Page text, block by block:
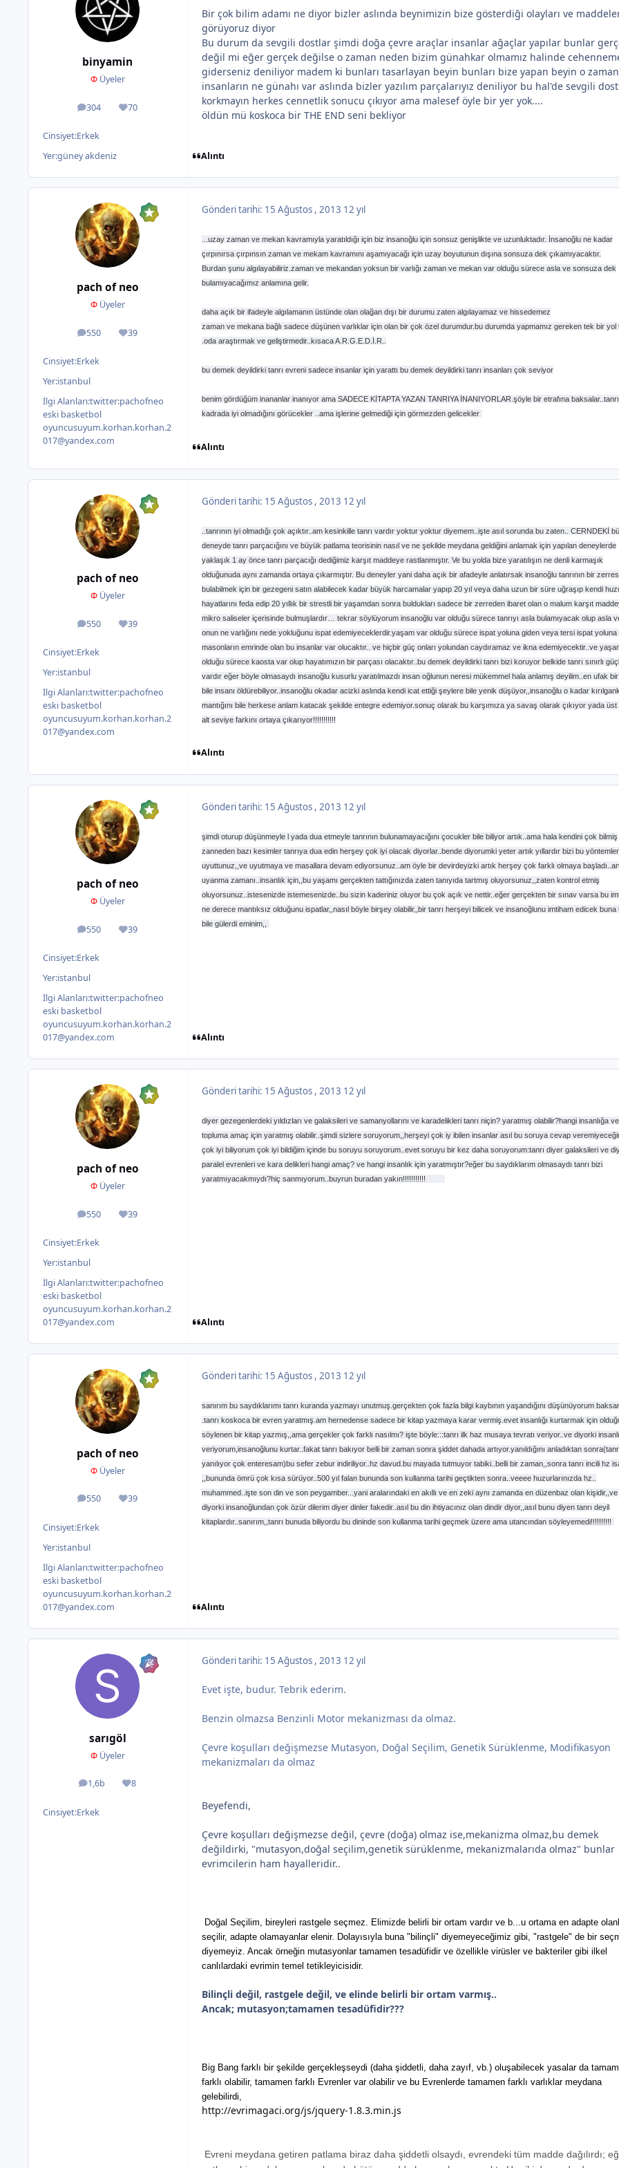
binyamin
ΦÜyeler
304
ileti 70
İtibar
Cinsiyet:Erkek
Yer:güney akdeniz
Bir çok bilim adamı ne diyor bizler aslında beynimizin bize gösterdiği olayları ve
görüyoruz diyor
Bu durum da sevgili dostlar şimdi doğa çevre araçlar insanlar ağaçlar yapılar bunlar
değil mi eğer gerçek değilse o zaman neden bizim günahkar olmamız halinde
giderseniz deniliyor madem ki bunları tasarlayan beyin bunları bize yapan beyin o zaman
insanların ne günahı var aslında bizler yazılım parçalarıyız deniliyor bu hal'de sevgili
korkmayın herkes cennetlik sonucu çıkıyor ama malesef öyle bir yer yok....
öldün mü koskoca bir THE END seni bekliyor
Alıntı
pach of neo
ΦÜyeler
550
ileti 39
İtibar
Cinsiyet:Erkek
Yer:istanbul
İlgi Alanları:twitter:pachofneo
eski basketbol
oyuncusuyum.korhan.korhan.2
017@yandex.com
Gönderi tarihi: 15 Ağustos , 2013 12 yıl
...uzay zaman ve mekan kavramıyla yaratıldığı için biz insanoğlu için sonsuz genişlikte ve uzunluktadır. İnsanoğlu ne kadar
çırpınırsa çırpınsın zaman ve mekam kavramını aşamıyacağı için uzay boyutunun dışına sonsuza dek çıkamıyacaktır.
Burdan şunu algılayabiliriz.zaman ve mekandan yoksun bir varlığı zaman ve mekan var olduğu sürece asla ve sonsuza dek
bulamıyacağımız anlamına gelir.
daha açık bir ifadeyle algılamanın üstünde olan olağan dışı bir durumu zaten algılayamaz ve hissedemez
zaman ve mekana bağlı sadece düşünen varlıklar için olan bir çok özel durumdur.bu durumda yapmamız gereken tek bir yol
.oda araştırmak ve geliştirmedir..kısaca A.R.G.E.D.İ.R..
bu demek deyildirki tanrı evreni sadece insanlar için yarattı bu demek deyildirki tanrı insanları çok seviyor
benim gördüğüm inananlar inanıyor ama SADECE KİTAPTA YAZAN TANRIYA İNANIYORLAR.şöyle bir etrafına
kadrada iyi olmadığını görücekler ..ama işlerine gelmediği için görmezden gelicekler
Alıntı
pach of neo
ΦÜyeler
550
ileti 39
İtibar
Cinsiyet:Erkek
Yer:istanbul
İlgi Alanları:twitter:pachofneo
eski basketbol
oyuncusuyum.korhan.korhan.2
017@yandex.com
Gönderi tarihi: 15 Ağustos , 2013 12 yıl
..tanrının iyi olmadığı çok açıktır..am kesinkille tanrı vardır yoktur yoktur diyemem..işte asıl sorunda bu zaten.. CERNDEKİ
deneyde tanrı parçacığını ve büyük patlama teorisinin nasıl ve ne şekilde meydana geldiğini anlamak için yapılan deneylerde
yaklaşık 1 ay önce tanrı parçacığı dediğimiz karşıt maddeye rastlanmıştır. Ve bu yolda bize yaratılışın ne denli karmaşık
olduğunuda aynı zamanda ortaya çıkarmıştır. Bu deneyler yani daha açık bir afadeyle anlatırsak insanoğlu tanrının bir
bulabilmek için bir gezegeni satın alabilecek kadar büyük harcamalar yapıp 20 yıl veya daha uzun bir süre uğraşıp kendi
hayatlarını feda edip 20 yıllık bir strestli bir yaşamdan sonra buldukları sadece bir zerreden ibaret olan o malum karşıt
mikro saliseler içerisinde bulmuşlardır… tekrar söylüyorum insanoğlu var olduğu sürece tanrıyı asla bulamıyacak olup asla
onun ne varlığını nede yokluğunu ispat edemiyeceklerdir.yaşam var olduğu sürece ispat yoluna giden veya tersi ispat yoluna
masonların emrinde olan bu insanlar var olucaktır.. ve hiçbir güç onları yolundan caydıramaz ve ikna edemiyecektir..ve
olduğu sürece kaosta var olup hayatımızın bir parçası olacaktır..bu demek deyildirki tanrı bizi koruyor belkide tanrı sınırlı
vardır eğer böyle olmasaydı insanoğlu kusurlu yaratılmazdı insan oğlunun neresi mükemmel hala anlamış deyilim..en ufak
bile insanı öldürebiliyor..insanoğlu okadar acizki aslında kendi icat ettiği şeylere bile yenik düşüyor,,insanoğlu o kadar
mantığını bile herkese anlam katacak şekilde entegre edemiyor.sonuç olarak bu karşımıza ya savaş olarak çıkıyor yada
alt seviye farkını ortaya çıkarıyor!!!!!!!!!!!
Alıntı
pach of neo
ΦÜyeler
550
ileti 39
İtibar
Cinsiyet:Erkek
Yer:istanbul
İlgi Alanları:twitter:pachofneo
eski basketbol
oyuncusuyum.korhan.korhan.2
017@yandex.com
Gönderi tarihi: 15 Ağustos , 2013 12 yıl
şimdi oturup düşünmeyle l yada dua etmeyle tanrının bulunamayacığını çocukler bile biliyor artık..ama hala kendini çok bilmiş
zanneden bazı kesimler tanrıya dua edin herşey çok iyi olacak diyorlar..bende diyorumki yeter artık yıllardır bizi bu
uyuttunuz,,ve uyutmaya ve masallara devam ediyorsunuz..am öyle bir devirdeyizki artık herşey çok farklı olmaya
uyanma zamanı..insanlık için,,bu yaşamı gerçekten tattığınızda zaten tanıyıda tartmış oluyorsunuz,,zaten kontrol etmiş
oluyorsunuz..istesenizde istemesenizde..bu sizin kaderiniz oluyor bu çok açık ve nettir..eğer gerçekten bir sınav varsa bu
ne derece mantıksız olduğunu ispatlar,,nasıl böyle birşey olabilir,,bir tanrı herşeyi bilicek ve insanoğlunu imtiham edicek buna
bile gülerdi eminim,,
Alıntı
pach of neo
ΦÜyeler
550
ileti 39
İtibar
Cinsiyet:Erkek
Yer:istanbul
İlgi Alanları:twitter:pachofneo
eski basketbol
oyuncusuyum.korhan.korhan.2
017@yandex.com
Gönderi tarihi: 15 Ağustos , 2013 12 yıl
diyer gezegenlerdeki yıldızları ve galaksileri ve samanyollarını ve karadelikleri tanrı niçin? yaratmış olabilir?hangi insanlığa
topluma amaç için yaratmış olabilir..şimdi sizlere soruyorum,,herşeyi çok iy ibilen insanlar asıl bu soruya cevap
çok iyi biliyorum çok iyi bildiğim içinde bu soruyu soruyorum..evet soruyu bir kez daha soruyorum:tanrı diyer galaksileri ve
paralel evrenleri ve kara delikleri hangi amaç? ve hangi insanlık için yaratmıştır?eğer bu saydıklarım olmasaydı tanrı bizi
yaratmıyacakmıydı?hiç sanmıyorum..buyrun buradan yakın!!!!!!!!!!!
Alıntı
pach of neo
ΦÜyeler
550
ileti 39
İtibar
Cinsiyet:Erkek
Yer:istanbul
İlgi Alanları:twitter:pachofneo
eski basketbol
oyuncusuyum.korhan.korhan.2
017@yandex.com
Gönderi tarihi: 15 Ağustos , 2013 12 yıl
sanırım bu saydıklarımı tanrı kuranda yazmayı unutmuş.gerçekten çok fazla bilgi kaybının yaşandığını düşünüyorum
.tanrı koskoca bir evren yaratmış.am hernedense sadece bir kitap yazmaya karar vermiş.evet insanlığı kurtarmak için
söylenen bir kitap yazmış,,ama gerçekler çok farklı nasılmı? işte böyle:::tanrı ilk haz musaya tevratı veriyor..ve diyorki
veriyorum,insanoğlunu kurtar..fakat tanrı bakıyor belli bir zaman sonra şiddet dahada artıyor.yanıldığını anladıktan
yanılıyor çok enteresam)bu sefer zebur indiriliyor..hz davud.bu mayada tutmuyor tabiki..belli bir zaman,,sonra tanrı incili hz
,,bununda ömrü çok kısa sürüyor..500 yıl falan bununda son kullanma tarihi geçtikten sonra..veeee huzurlarınızda hz..
muhammed..işte son din ve son peygamber...yani aralarındaki en akıllı ve en zeki aynı zamanda en düzenbaz olan kişidir,,ve
diyorki insanoğlundan çok özür dilerim diyer dinler fakedir..asıl bu din ihtiyacınız olan dindir diyor,,asıl bunu diyen tanrı deyil
kitaplardır..sanırım,,tanrı bunuda biliyordu bu dininde son kullanma tarihi geçmek üzere ama utancından söyleyemedi!!!!!!!!!!
Alıntı
sarıgöl
ΦÜyeler
1,6b
ileti 8
İtibar
Cinsiyet:Erkek
Gönderi tarihi: 15 Ağustos , 2013 12 yıl
Evet işte, budur. Tebrik ederim.
Benzin olmazsa Benzinli Motor mekanizması da olmaz.
Çevre koşulları değişmezse Mutasyon, Doğal Seçilim, Genetik Sürüklenme, Modifikasyon
mekanizmaları da olmaz
Beyefendi,
Çevre koşulları değişmezse değil, çevre (doğa) olmaz ise,mekanizma olmaz,bu demek
değildirki, "mutasyon,doğal seçilim,genetik sürüklenme, mekanizmalarıda olmaz" bunlar
evrimcilerin ham hayalleridir..
Doğal Seçilim, bireyleri rastgele seçmez. Elimizde belirli bir ortam vardır ve b...u ortama en adapte
seçilir, adapte olamayanlar elenir. Dolayısıyla buna "bilinçli" diyemeyeceğimiz gibi, "rastgele" de bir
diyemeyiz. Ancak örneğin mutasyonlar tamamen tesadüfidir ve özellikle virüsler ve bakteriler gibi ilkel
canlılardaki evrimin temel tetikleyicisidir.
Bilinçli değil, rastgele değil, ve elinde belirli bir ortam varmış..
Ancak; mutasyon;tamamen tesadüfidir???
Big Bang farklı bir şekilde gerçekleşseydi (daha şiddetli, daha zayıf, vb.) oluşabilecek yasalar da
farklı olabilir, tamamen farklı Evrenler var olabilir ve bu Evrenlerde tamamen farklı varlıklar meydana
gelebilirdi,
http://evrimagaci.org/js/jquery-1.8.3.min.js
Evreni meydana getiren patlama biraz daha şiddetli olsaydı, evrendeki tüm madde dağılırdı;